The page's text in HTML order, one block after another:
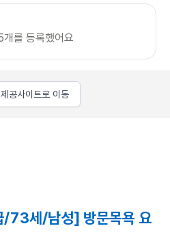
를 등록했어요
공사이트로 이동
/73세/남성] 방문목욕 요